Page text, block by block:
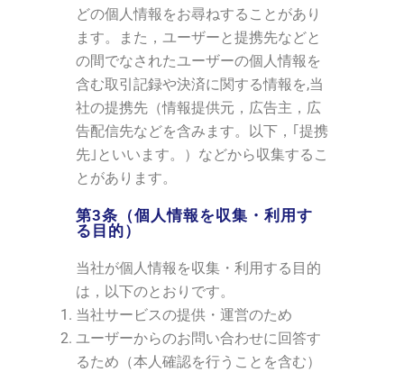
どの個人情報をお尋ねすることがあり
ます。また，ユーザーと提携先などと
の間でなされたユーザーの個人情報を
含む取引記録や決済に関する情報を,当
社の提携先（情報提供元，広告主，広
告配信先などを含みます。以下，｢提携
先｣といいます。）などから収集するこ
とがあります。
第3条（個人情報を収集・利用す
る目的）
当社が個人情報を収集・利用する目的
は，以下のとおりです。
当社サービスの提供・運営のため
ユーザーからのお問い合わせに回答す
るため（本人確認を行うことを含む）